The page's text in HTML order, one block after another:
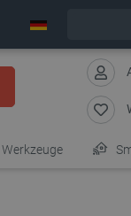
Werkzeuge